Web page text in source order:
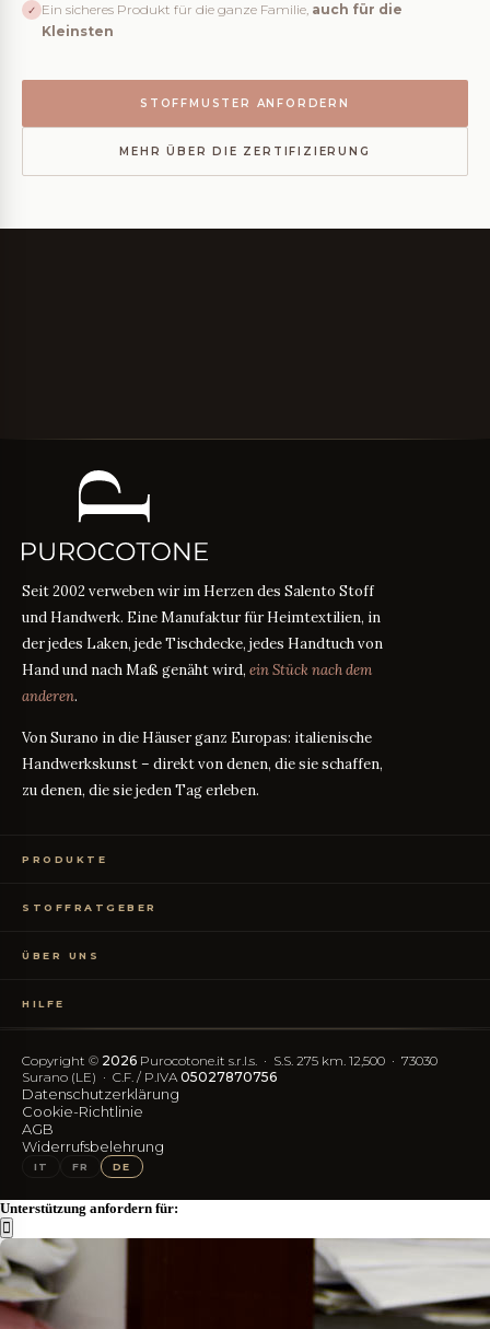
✓ Ein sicheres Produkt für die ganze Familie, auch für die
Kleinsten
STOFFMUSTER ANFORDERN
MEHR ÜBER DIE ZERTIFIZIERUNG
Seit 2002 verweben wir im Herzen des Salento Stoff
und Handwerk. Eine Manufaktur für Heimtextilien, in
der jedes Laken, jede Tischdecke, jedes Handtuch von
Hand und nach Maß genäht wird, ein Stück nach dem
anderen.
Von Surano in die Häuser ganz Europas: italienische
Handwerkskunst – direkt von denen, die sie schaffen,
zu denen, die sie jeden Tag erleben.
PRODUKTE
Tischwäsche
Homewear
STOFFRATGEBER
Perkal oder Satin?
TC300 vs Ägyptische Baumwolle
ÜBER UNS
OEKO-TEX-Zertifizierung
Vereinfachter Widerruf
Trustpilot-Bewertungen
HILFE
FAQ
Versandkosten
FOLGEN SIE UNS
IG FB
Copyright © 2026 Purocotone.it s.r.l.s. · S.S. 275 km. 12,500 · 73030
Surano (LE) · C.F. / P.IVA 05027870756
Datenschutzerklärung
Cookie-Richtlinie
AGB
Widerrufsbelehrung
IT FR DE
Unterstützung anfordern für: